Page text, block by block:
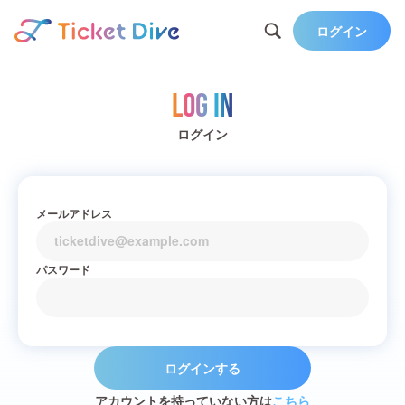
ログイン
Log in
ログイン
メールアドレス
パスワード
ログインする
アカウントを持っていない方はこちら